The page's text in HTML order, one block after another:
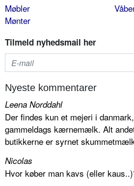
Møbler
Mønter
Tilmeld nyhedsmail her
Nyeste kommentarer
Leena Norddahl
Der findes kun et mejeri i
gammeldags kærnemælk. Alt
butikkerne er syrnet
Nicolas
Hvor køber man kavs (eller